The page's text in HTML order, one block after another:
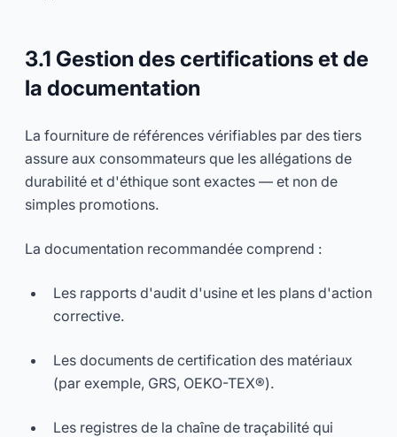
3.1 Gestion des certifications et de
la documentation
La fourniture de références vérifiables par des tiers
assure aux consommateurs que les allégations de
durabilité et d'éthique sont exactes — et non de
simples promotions.
La documentation recommandée comprend :
Les rapports d'audit d'usine et les plans d'action
corrective.
Les documents de certification des matériaux
(par exemple, GRS, OEKO-TEX®).
Les registres de la chaîne de traçabilité qui